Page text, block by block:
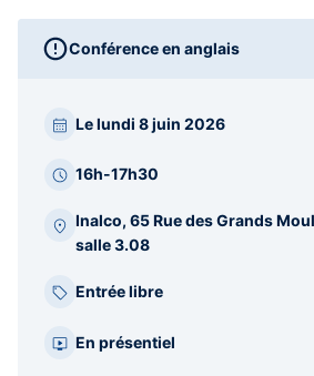
Conférence en anglais
Paragraphes
barreLe lundi 8 juin 2026
16h-17h30
Inalco, 65 Rue des Grands
salle 3.08
Entrée libre
En présentiel